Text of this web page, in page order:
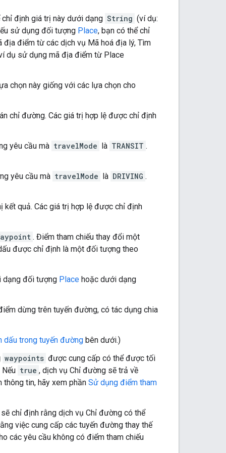
định giá trị này dưới dạng String (ví dụ:
sử dụng đối tượng Place, bạn có thể chỉ
địa điểm từ các dịch vụ Mã hoá địa lý, Tìm
dụ sử dụng mã địa điểm từ Place
chọn này giống với các lựa chọn cho
chỉ đường. Các giá trị hợp lệ được chỉ định
yêu cầu mà travelMode là TRANSIT .
yêu cầu mà travelMode là DRIVING .
kết quả. Các giá trị hợp lệ được chỉ định
. Điểm tham chiếu thay đổi một
được chỉ định là một đối tượng theo
dạng đối tượng Place hoặc dưới dạng
dừng trên tuyến đường, có tác dụng chia
dấu trong tuyến đường bên dưới.)
waypoints được cung cấp có thể được tối
true , dịch vụ Chỉ đường sẽ trả về
thông tin, hãy xem phần Sử dụng điểm tham
sẽ chỉ định rằng dịch vụ Chỉ đường có thể
việc cung cấp các tuyến đường thay thế
các yêu cầu không có điểm tham chiếu